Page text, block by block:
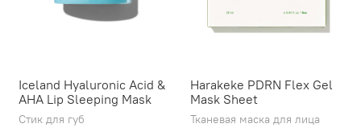
Iceland Hyaluronic Acid &
AHA Lip Sleeping Mask
Стик для губ
Harakeke PDRN Flex Gel
Mask Sheet
Тканевая маска для лица